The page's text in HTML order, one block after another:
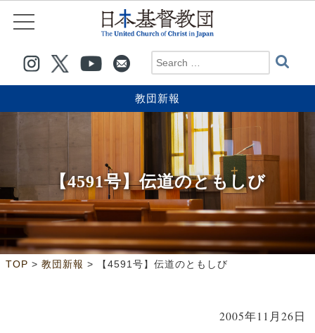
教団新報
【4591号】伝道のともしび
TOP > 教団新報 > 【4591号】伝道のともしび
2005年11月26日